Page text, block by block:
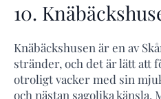
10.
Knäbäckshusen är en av
stränder, och det är lätt att
otroligt vacker med sin
och nästan sagolika känsla.